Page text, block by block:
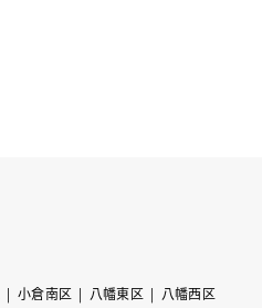
小倉南区 八幡東区
八幡西区